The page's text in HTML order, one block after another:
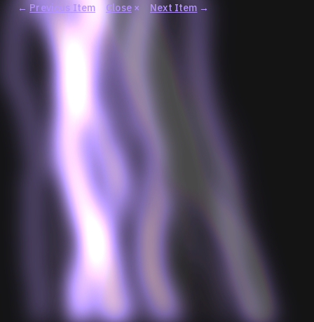
← Previous Item Close× Next Item →